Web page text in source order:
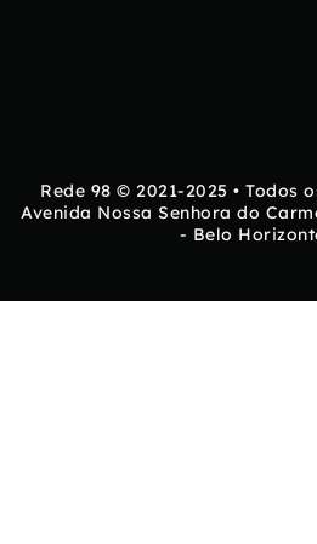
Rede 98 © 2021-2025 • Todos
Avenida Nossa Senhora do
- Belo